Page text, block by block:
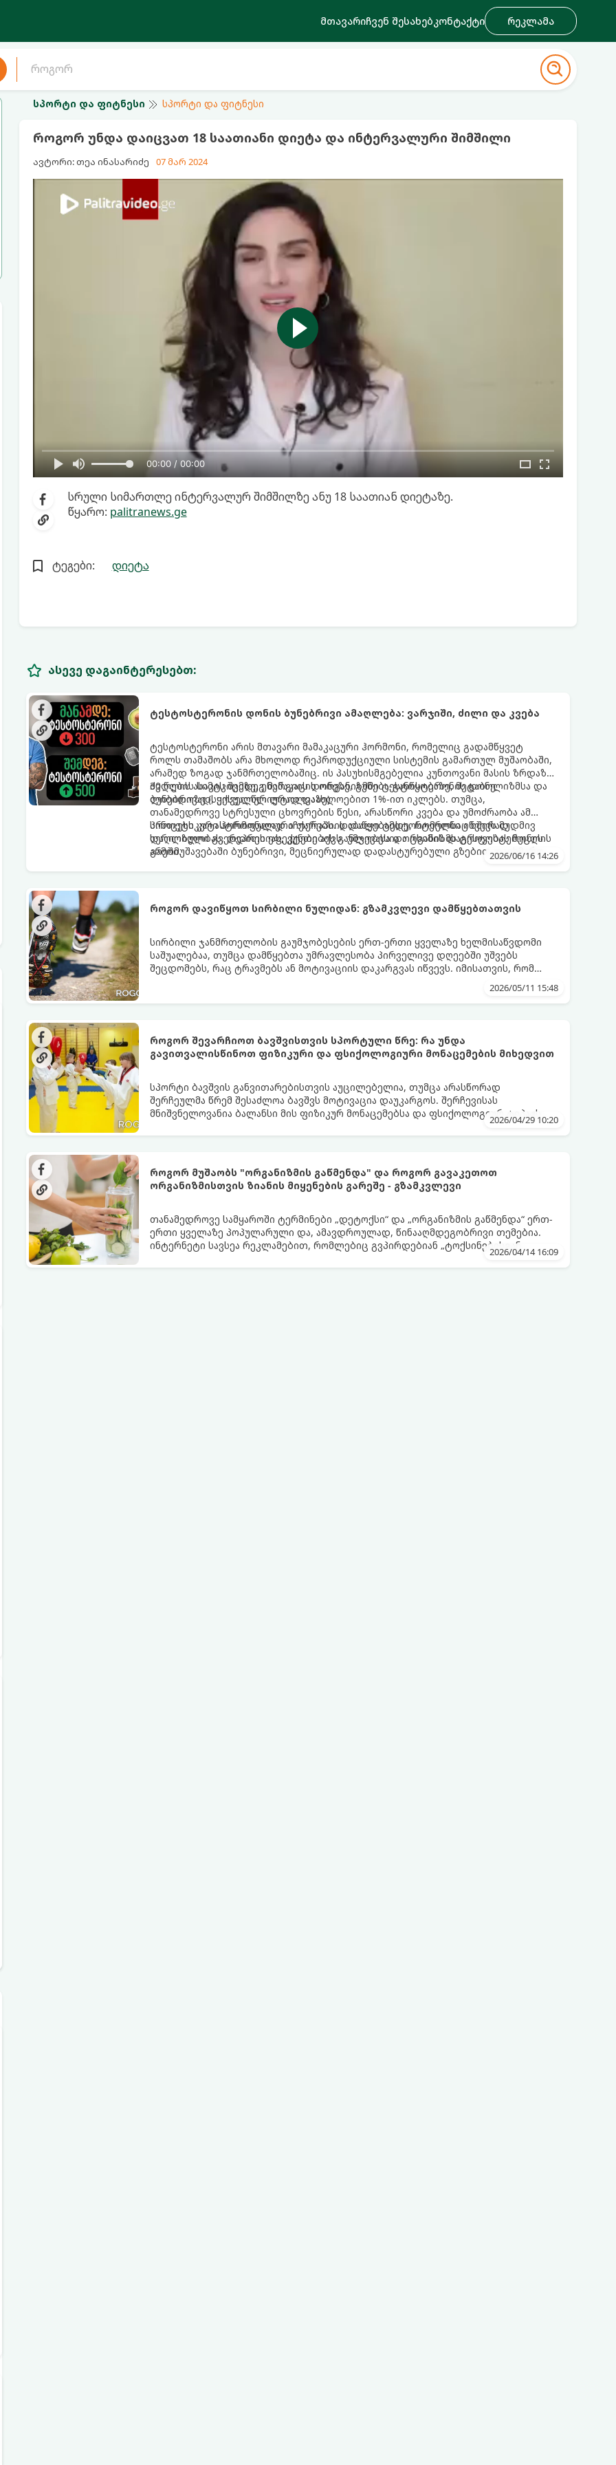
მთავარიჩვენ შესახებკონტაქტი რეკლამა
სპორტი და ფიტნესი სპორტი და ფიტნესი
როგორ უნდა დაიცვათ 18 საათიანი დიეტა და ინტერვალური შიმშილი
ავტორი: თეა ინასარიძე 07 მარ 2024
00:00 / 00:00
სრული სიმართლე ინტერვალურ შიმშილზე ანუ 18 საათიან დიეტაზე.
წყარო: palitranews.ge
ტეგები: დიეტა
ასევე დაგაინტერესებთ:
ტესტოსტერონის დონის ბუნებრივი ამაღლება: ვარჯიში, ძილი და კვება
ტესტოსტერონი არის მთავარი მამაკაცური ჰორმონი, რომელიც გადამწყვეტ
როლს თამაშობს არა მხოლოდ რეპროდუქციული სისტემის გამართულ მუშაობაში,
არამედ ზოგად ჯანმრთელობაშიც. ის პასუხისმგებელია კუნთოვანი მასის ზრდაზე,
ძვლების სიმტკიცეზე, ენერგიის დონეზე, გუნება-განწყობაზე, მეტაბოლიზმსა და
ლიბიდოზე (სექსუალურ ლტოლვაზე).
30 წლის ასაკის შემდეგ მამაკაცის ორგანიზმში ტესტოსტერონის დონე
ბუნებრივად, ყოველწლიურად დაახლოებით 1%-ით იკლებს. თუმცა,
თანამედროვე სტრესული ცხოვრების წესი, არასწორი კვება და უმოძრაობა ამ
პროცესს კატასტროფულად აჩქარებს. დაბალი ტესტოსტერონი იწვევს მუდმივ
დაღლილობას, დეპრესიას, კუნთების განლევასა და ცხიმის დაგროვებას მუცლის
არეში.
სინთეტიკური ჰორმონალური თერაპიის დაწყებამდე, რომელსაც ხშირად
სერიოზული გვერდითი ეფექტები აქვს, უმჯობესია ორგანიზმს ტესტოსტერონის
გამომუშავებაში ბუნებრივი, მეცნიერულად დადასტურებული გზებით დაეხმაროთ.
2026/06/16 14:26
როგორ დავიწყოთ სირბილი ნულიდან: გზამკვლევი დამწყებთათვის
სირბილი ჯანმრთელობის გაუმჯობესების ერთ-ერთი ყველაზე ხელმისაწვდომი
საშუალებაა, თუმცა დამწყებთა უმრავლესობა პირველივე დღეებში უშვებს
შეცდომებს, რაც ტრავმებს ან მოტივაციის დაკარგვას იწვევს. იმისათვის, რომ
2026/05/11 15:48
როგორ შევარჩიოთ ბავშვისთვის სპორტული წრე: რა უნდა
გავითვალისწინოთ ფიზიკური და ფსიქოლოგიური მონაცემების მიხედვით
სპორტი ბავშვის განვითარებისთვის აუცილებელია, თუმცა არასწორად
შერჩეულმა წრემ შესაძლოა ბავშვს მოტივაცია დაუკარგოს. შერჩევისას
მნიშვნელოვანია ბალანსი მის ფიზიკურ მონაცემებსა და ფსიქოლოგიურ ტიპაჟს
2026/04/29 10:20
როგორ მუშაობს "ორგანიზმის გაწმენდა" და როგორ გავაკეთოთ
ორგანიზმისთვის ზიანის მიყენების გარეშე - გზამკვლევი
თანამედროვე სამყაროში ტერმინები „დეტოქსი“ და „ორგანიზმის გაწმენდა“ ერთ-
ერთი ყველაზე პოპულარული და, ამავდროულად, წინააღმდეგობრივი თემებია.
ინტერნეტი სავსეა რეკლამებით, რომლებიც გვპირდებიან „ტოქსინებისგან
გათავისუფლებას“ სხვადასხვა ჩაის, წვენების ან მკაცრი დიეტების მეშვეობით.
თუმცა, სანამ ამ გზას დაადგებით, მნიშვნელოვანია გავიგოთ, რა იმალება ამ
2026/04/14 16:09